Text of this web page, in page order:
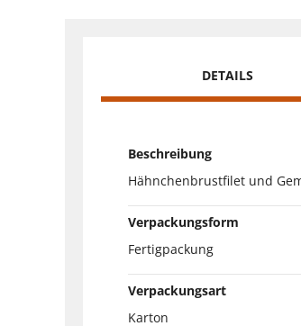
DETAILS
Beschreibung
Hähnchenbrustfilet und
Verpackungsform
Fertigpackung
Verpackungsart
Karton